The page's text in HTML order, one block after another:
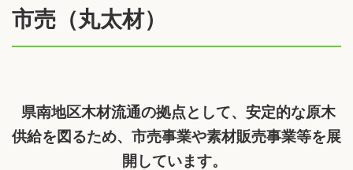
市売（丸太材）
県南地区木材流通の拠点として、安定的な原木
供給を図るため、市売事業や素材販売事業等を展
開しています。